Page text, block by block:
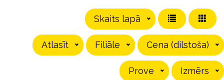
Skaits lapā
Cena (dilstoša)
Filiāle
Atlasīt
Izmērs
Prove